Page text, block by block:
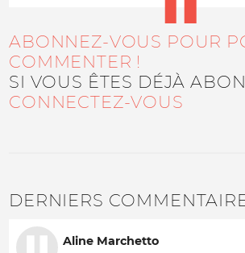
ABONNEZ-VOUS POUR
COMMENTER !
SI VOUS ÊTES DÉJÀ
CONNECTEZ-VOUS
DERNIERS
Aline Marchetto